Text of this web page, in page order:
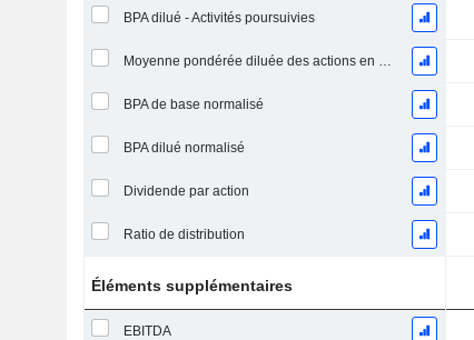
BPA dilué - Activités poursuivies
Moyenne pondérée diluée des actions en circulation
BPA de base normalisé
BPA dilué normalisé
Dividende par action
Ratio de distribution
Éléments supplémentaires
EBITDA